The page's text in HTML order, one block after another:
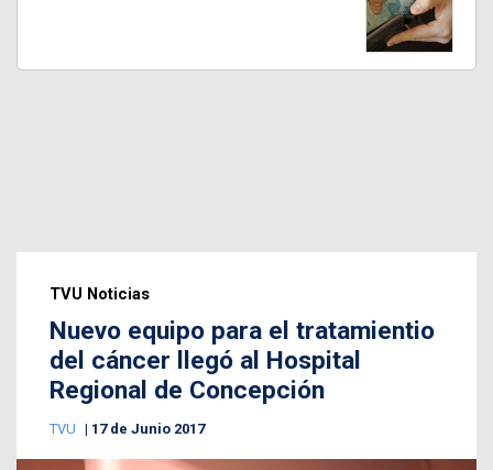
TVU Noticias
Nuevo equipo para el tratamientio
del cáncer llegó al Hospital
Regional de Concepción
TVU 17 de Junio 2017